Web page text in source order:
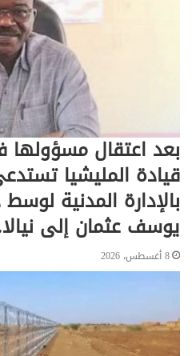
بعد اعتقال
قيادة المليشيا
بالإدارة المدنية
يوسف عثمان إلى
8 أغسطس، 2026